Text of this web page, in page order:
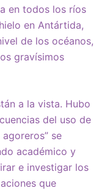
en todos los ríos
en Antártida,
de los océanos,
gravísimos
a la vista. Hubo
del uso de
se
académico y
e investigar los
que